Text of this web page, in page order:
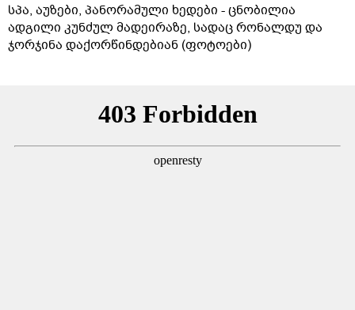
სპა, აუზები, პანორამული ხედები - ცნობილია
ადგილი კუნძულ მადეირაზე, სადაც რონალდუ და
ჯორჯინა დაქორწინდებიან (ფოტოები)